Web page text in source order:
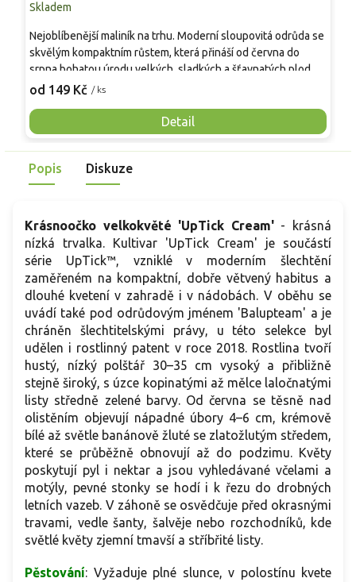
Skladem
od 149 Kč / ks
Detail
Nejoblíbenější maliník na trhu. Moderní sloupovitá odrůda se
skvělým kompaktním růstem, která přináší od června do
srpna bohatou úrodu velkých, sladkých a šťavnatých plodů.
Pevné vzpřímené výhony tvoří elegantní habitus bez
Mrazuvzdornost do −25 °C a spolehlivá vitalita z něj dělají
skvělou volbu pro každého pěstitele.
Popis Diskuze
Krásnoočko velkokvěté 'UpTick Cream'- krásná
nízká trvalka. Kultivar 'UpTick Cream' je součástí
série UpTick™, vzniklé v moderním šlechtění
zaměřeném na kompaktní, dobře větvený habitus a
dlouhé kvetení v zahradě i v nádobách. V oběhu se
uvádí také pod odrůdovým jménem 'Balupteam' a je
chráněn šlechtitelskými právy, u této selekce byl
udělen i rostlinný patent v roce 2018. Rostlina tvoří
hustý, nízký polštář 30–35 cm vysoký a přibližně
stejně široký, s úzce kopinatými až mělce laločnatými
listy středně zelené barvy. Od června se těsně nad
olistěním objevují nápadné úbory 4–6 cm, krémově
bílé až světle banánově žluté se zlatožlutým středem,
které se průběžně obnovují až do podzimu. Květy
poskytují pyl i nektar a jsou vyhledávané včelami a
motýly, pevné stonky se hodí i k řezu do drobných
letních vazeb. V záhoně se osvědčuje před okrasnými
travami, vedle šanty, šalvěje nebo rozchodníků, kde
světlé květy zjemní tmavší a stříbřité listy.
Pěstování: Vyžaduje plné slunce, v polostínu kvete